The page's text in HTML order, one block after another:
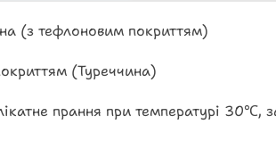
(з тефлоновим покриттям)
(Туреччина)
прання при температурі 30℃,